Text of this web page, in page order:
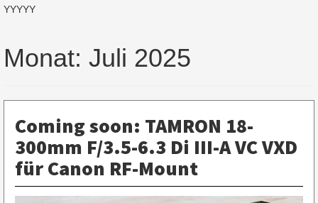
YYYYY
Monat: Juli 2025
Coming soon: TAMRON 18-
300mm F/3.5-6.3 Di III-A VC VXD
für Canon RF-Mount